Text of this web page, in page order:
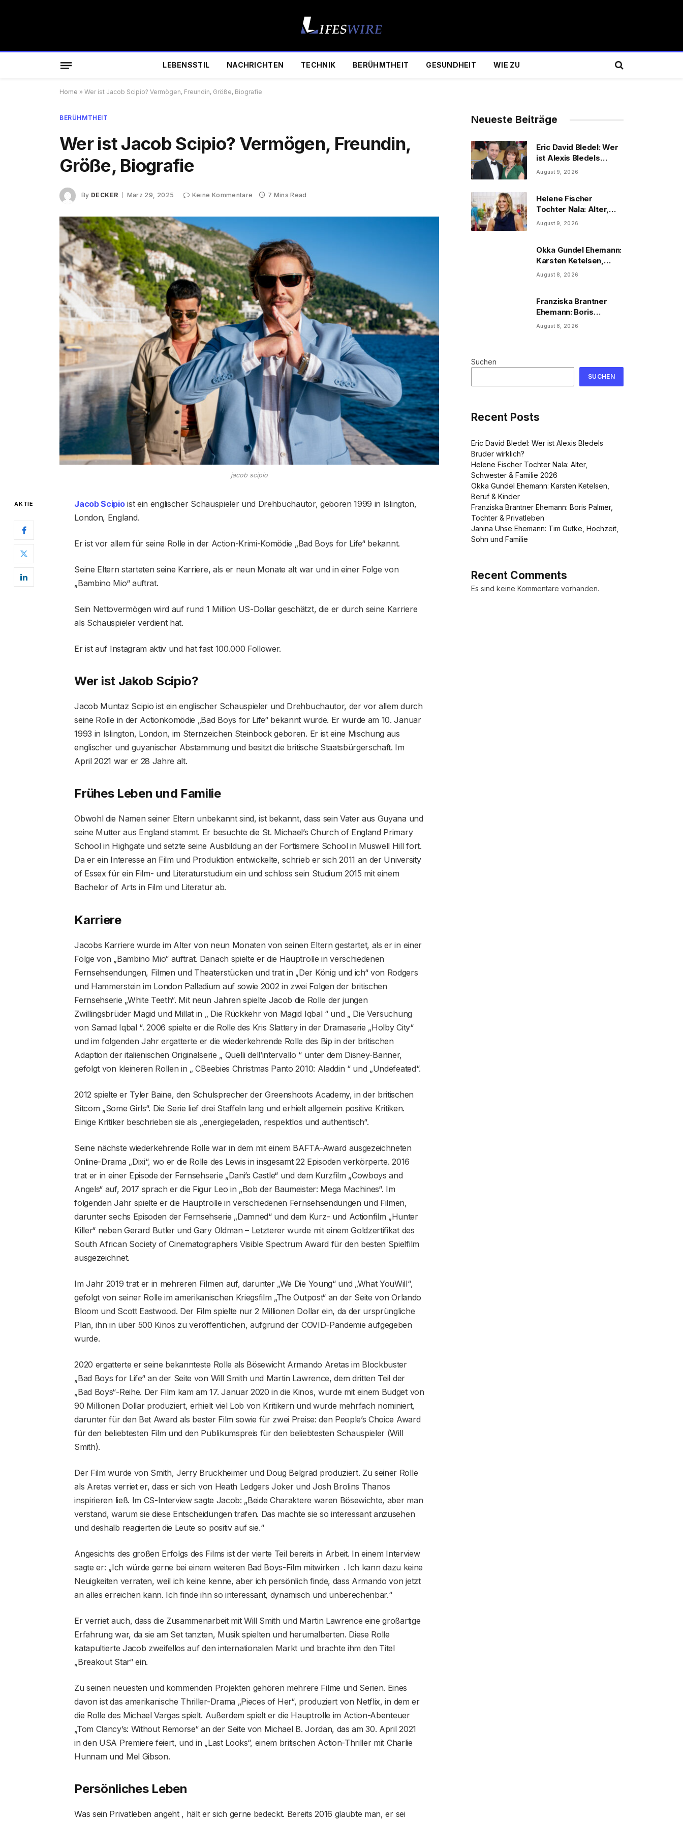
LEBENSSTIL NACHRICHTEN TECHNIK BERÜHMTHEIT GESUNDHEIT WIE ZU
Home » Wer ist Jacob Scipio? Vermögen, Freundin, Größe, Biografie
BERÜHMTHEIT
Wer ist Jacob Scipio? Vermögen, Freundin,
Größe, Biografie
By DECKER März 29, 2025 Keine Kommentare 7 Mins Read
jacob scipio
AKTIE Jacob Scipioist ein englischer Schauspieler und Drehbuchautor, geboren 1999 in Islington,
London, England.
Er ist vor allem für seine Rolle in der Action-Krimi-Komödie „Bad Boys for Life“ bekannt.
Seine Eltern starteten seine Karriere, als er neun Monate alt war und in einer Folge von
„Bambino Mio“ auftrat.
Sein Nettovermögen wird auf rund 1 Million US-Dollar geschätzt, die er durch seine Karriere
als Schauspieler verdient hat.
Er ist auf Instagram aktiv und hat fast 100.000 Follower.
Wer ist Jakob Scipio?
Jacob Muntaz Scipio ist ein englischer Schauspieler und Drehbuchautor, der vor allem durch
seine Rolle in der Actionkomödie „Bad Boys for Life“ bekannt wurde. Er wurde am 10. Januar
1993 in Islington, London, im Sternzeichen Steinbock geboren. Er ist eine Mischung aus
englischer und guyanischer Abstammung und besitzt die britische Staatsbürgerschaft. Im
April 2021 war er 28 Jahre alt.
Frühes Leben und Familie
Obwohl die Namen seiner Eltern unbekannt sind, ist bekannt, dass sein Vater aus Guyana und
seine Mutter aus England stammt. Er besuchte die St. Michael’s Church of England Primary
School in Highgate und setzte seine Ausbildung an der Fortismere School in Muswell Hill fort.
Da er ein Interesse an Film und Produktion entwickelte, schrieb er sich 2011 an der University
of Essex für ein Film- und Literaturstudium ein und schloss sein Studium 2015 mit einem
Bachelor of Arts in Film und Literatur ab.
Karriere
Jacobs Karriere wurde im Alter von neun Monaten von seinen Eltern gestartet, als er in einer
Folge von „Bambino Mio“ auftrat. Danach spielte er die Hauptrolle in verschiedenen
Fernsehsendungen, Filmen und Theaterstücken und trat in „Der König und ich“ von Rodgers
und Hammerstein im London Palladium auf sowie 2002 in zwei Folgen der britischen
Fernsehserie „White Teeth“. Mit neun Jahren spielte Jacob die Rolle der jungen
Zwillingsbrüder Magid und Millat in „ Die Rückkehr von Magid Iqbal “ und „ Die Versuchung
von Samad Iqbal “. 2006 spielte er die Rolle des Kris Slattery in der Dramaserie „Holby City“
und im folgenden Jahr ergatterte er die wiederkehrende Rolle des Bip in der britischen
Adaption der italienischen Originalserie „ Quelli dell’intervallo “ unter dem Disney-Banner,
gefolgt von kleineren Rollen in „ CBeebies Christmas Panto 2010: Aladdin “ und „Undefeated“.
2012 spielte er Tyler Baine, den Schulsprecher der Greenshoots Academy, in der britischen
Sitcom „Some Girls“. Die Serie lief drei Staffeln lang und erhielt allgemein positive Kritiken.
Einige Kritiker beschrieben sie als „energiegeladen, respektlos und authentisch“.
Seine nächste wiederkehrende Rolle war in dem mit einem BAFTA-Award ausgezeichneten
Online-Drama „Dixi“, wo er die Rolle des Lewis in insgesamt 22 Episoden verkörperte. 2016
trat er in einer Episode der Fernsehserie „Dani’s Castle“ und dem Kurzfilm „Cowboys and
Angels“ auf, 2017 sprach er die Figur Leo in „Bob der Baumeister: Mega Machines“. Im
folgenden Jahr spielte er die Hauptrolle in verschiedenen Fernsehsendungen und Filmen,
darunter sechs Episoden der Fernsehserie „Damned“ und dem Kurz- und Actionfilm „Hunter
Killer“ neben Gerard Butler und Gary Oldman – Letzterer wurde mit einem Goldzertifikat des
South African Society of Cinematographers Visible Spectrum Award für den besten Spielfilm
ausgezeichnet.
Im Jahr 2019 trat er in mehreren Filmen auf, darunter „We Die Young“ und „What YouWill“,
gefolgt von seiner Rolle im amerikanischen Kriegsfilm „The Outpost“ an der Seite von Orlando
Bloom und Scott Eastwood. Der Film spielte nur 2 Millionen Dollar ein, da der ursprüngliche
Plan, ihn in über 500 Kinos zu veröffentlichen, aufgrund der COVID-Pandemie aufgegeben
wurde.
2020 ergatterte er seine bekannteste Rolle als Bösewicht Armando Aretas im Blockbuster
„Bad Boys for Life“ an der Seite von Will Smith und Martin Lawrence, dem dritten Teil der
„Bad Boys“-Reihe. Der Film kam am 17. Januar 2020 in die Kinos, wurde mit einem Budget von
90 Millionen Dollar produziert, erhielt viel Lob von Kritikern und wurde mehrfach nominiert,
darunter für den Bet Award als bester Film sowie für zwei Preise: den People’s Choice Award
für den beliebtesten Film und den Publikumspreis für den beliebtesten Schauspieler (Will
Smith).
Der Film wurde von Smith, Jerry Bruckheimer und Doug Belgrad produziert. Zu seiner Rolle
als Aretas verriet er, dass er sich von Heath Ledgers Joker und Josh Brolins Thanos
inspirieren ließ. Im CS-Interview sagte Jacob: „Beide Charaktere waren Bösewichte, aber man
verstand, warum sie diese Entscheidungen trafen. Das machte sie so interessant anzusehen
und deshalb reagierten die Leute so positiv auf sie.“
Angesichts des großen Erfolgs des Films ist der vierte Teil bereits in Arbeit. In einem Interview
sagte er: „Ich würde gerne bei einem weiteren Bad Boys-Film mitwirken . Ich kann dazu keine
Neuigkeiten verraten, weil ich keine kenne, aber ich persönlich finde, dass Armando von jetzt
an alles erreichen kann. Ich finde ihn so interessant, dynamisch und unberechenbar.“
Er verriet auch, dass die Zusammenarbeit mit Will Smith und Martin Lawrence eine großartige
Erfahrung war, da sie am Set tanzten, Musik spielten und herumalberten. Diese Rolle
katapultierte Jacob zweifellos auf den internationalen Markt und brachte ihm den Titel
„Breakout Star“ ein.
Zu seinen neuesten und kommenden Projekten gehören mehrere Filme und Serien. Eines
davon ist das amerikanische Thriller-Drama „Pieces of Her“, produziert von Netflix, in dem er
die Rolle des Michael Vargas spielt. Außerdem spielt er die Hauptrolle im Action-Abenteuer
„Tom Clancy’s: Without Remorse“ an der Seite von Michael B. Jordan, das am 30. April 2021
in den USA Premiere feiert, und in „Last Looks“, einem britischen Action-Thriller mit Charlie
Hunnam und Mel Gibson.
Persönliches Leben
Was sein Privatleben angeht , hält er sich gerne bedeckt. Bereits 2016 glaubte man, er sei
Neueste Beiträge
Eric David Bledel: Wer
ist Alexis Bledels
Bruder wirklich?
August 9, 2026
Helene Fischer
Tochter Nala: Alter,
Schwester & Familie
August 9, 2026
Okka Gundel Ehemann:
Karsten Ketelsen,
Beruf & Kinder
August 8, 2026
Franziska Brantner
Ehemann: Boris
Palmer, Tochter &
August 8, 2026
Suchen
SUCHEN
Recent Posts
Eric David Bledel: Wer ist Alexis Bledels
Bruder wirklich?
Helene Fischer Tochter Nala: Alter,
Schwester & Familie 2026
Okka Gundel Ehemann: Karsten Ketelsen,
Beruf & Kinder
Franziska Brantner Ehemann: Boris Palmer,
Tochter & Privatleben
Janina Uhse Ehemann: Tim Gutke, Hochzeit,
Sohn und Familie
Recent Comments
Es sind keine Kommentare vorhanden.